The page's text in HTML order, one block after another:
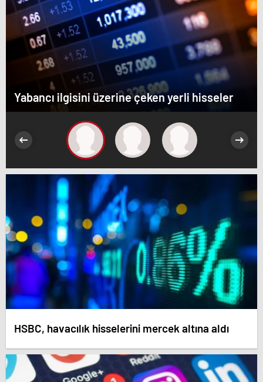
Yabancı ilgisini üzerine çeken yerli hisseler
HSBC, havacılık hisselerini mercek altına aldı